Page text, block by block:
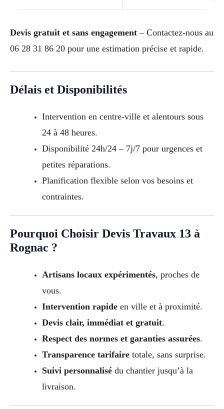
Devis gratuit et sans engagement – Contactez-nous au
06 28 31 86 20 pour une estimation précise et rapide.
Délais et Disponibilités
Intervention en centre-ville et alentours sous
24 à 48 heures.
Disponibilité 24h/24 – 7j/7 pour urgences et
petites réparations.
Planification flexible selon vos besoins et
contraintes.
Pourquoi Choisir Devis Travaux 13 à
Rognac ?
Artisans locaux expérimentés, proches de
vous.
Intervention rapideen ville et à proximité.
Devis clair, immédiat et gratuit.
Respect des normes et garanties assurées.
Transparence tarifairetotale, sans surprise.
Suivi personnalisédu chantier jusqu’à la
livraison.